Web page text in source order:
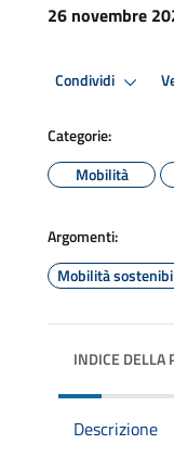
26 novembre
Condividi
Categorie:
Mobilità
Argomenti:
Mobilità
INDICE DELLA
Descrizione